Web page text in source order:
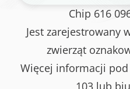
Chip 616
Jest zarejestrowany
zwierząt
Więcej informacji